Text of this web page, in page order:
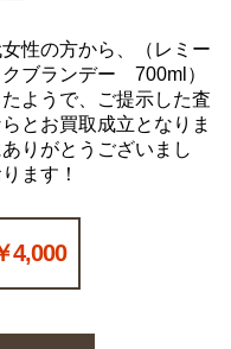
性の方から、（レミー
ブランデー 700ml）
ようで、ご提示した査
とお買取成立となりま
りがとうございまし
ます！
4,000